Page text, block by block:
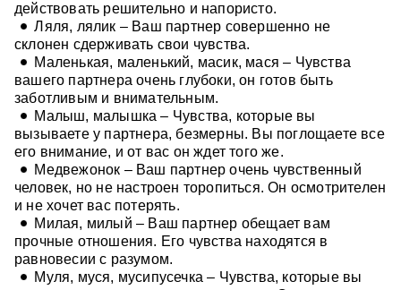
действовать решительно и напористо.
Ляля, лялик – Ваш партнер совершенно не
склонен сдерживать свои чувства.
Маленькая, маленький, масик, мася – Чувства
вашего партнера очень глубоки, он готов быть
заботливым и внимательным.
Малыш, малышка – Чувства, которые вы
вызываете у партнера, безмерны. Вы поглощаете все
его внимание, и от вас он ждет того же.
Медвежонок – Ваш партнер очень чувственный
человек, но не настроен торопиться. Он осмотрителен
и не хочет вас потерять.
Милая, милый – Ваш партнер обещает вам
прочные отношения. Его чувства находятся в
равновесии с разумом.
Муля, муся, мусипусечка – Чувства, которые вы